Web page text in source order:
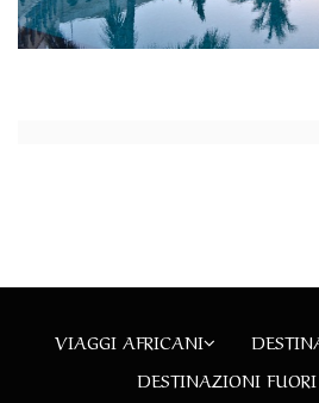
VIAGGI AFRICANI
DESTINAZIONI